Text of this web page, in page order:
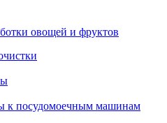
овощей и фруктов
к посудомоечным машинам